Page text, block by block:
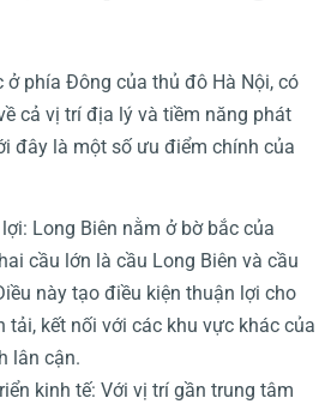
ở phía Đông của thủ đô Hà Nội, có
cả vị trí địa lý và tiềm năng phát
đây là một số ưu điểm chính của
Long Biên nằm ở bờ bắc của
cầu lớn là cầu Long Biên và cầu
này tạo điều kiện thuận lợi cho
tải, kết nối với các khu vực khác của
lân cận.
kinh tế: Với vị trí gần trung tâm